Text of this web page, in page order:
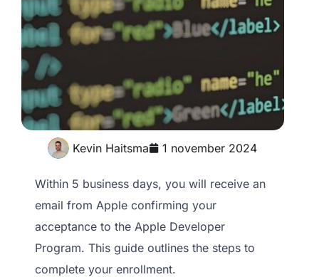
Kevin Haitsma 1 november 2024
Within 5 business days, you will receive an
email from Apple confirming your
acceptance to the Apple Developer
Program. This guide outlines the steps to
complete your enrollment.